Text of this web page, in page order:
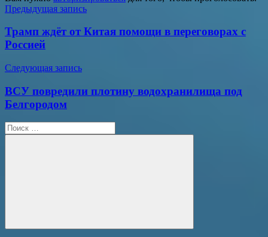
Навигация
по
записям
Предыдущая запись
Трамп ждёт от Китая помощи в переговорах с
Россией
Следующая запись
ВСУ повредили плотину водохранилища под
Белгородом
Поиск
для:
Поиск